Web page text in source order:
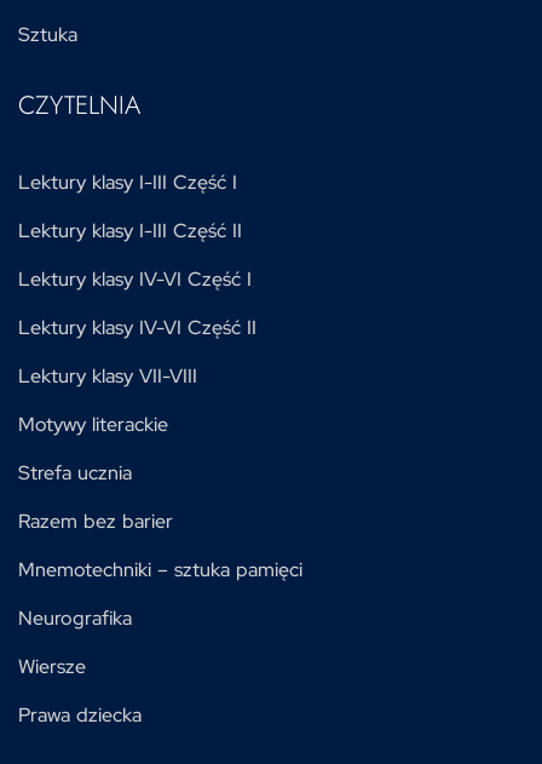
Sztuka
CZYTELNIA
Lektury klasy I-III Część I
Lektury klasy I-III Część II
Lektury klasy IV-VI Część I
Lektury klasy IV-VI Część II
Lektury klasy VII-VIII
Motywy literackie
Strefa ucznia
Razem bez barier
Mnemotechniki – sztuka pamięci
Neurografika
Wiersze
Prawa dziecka